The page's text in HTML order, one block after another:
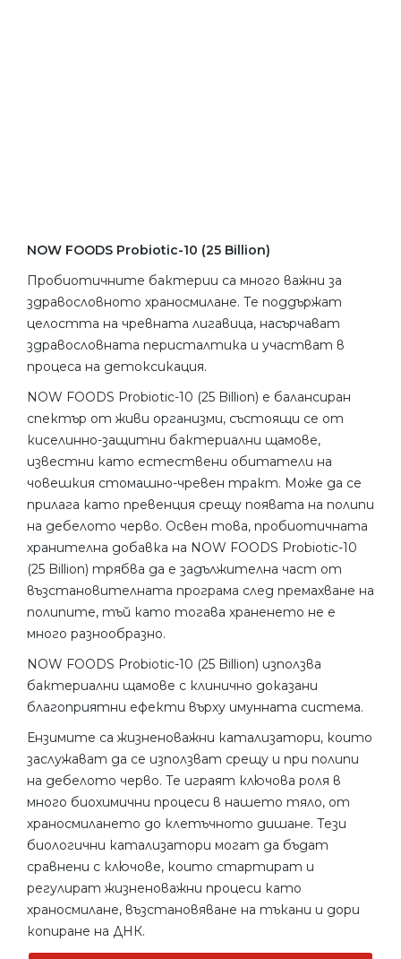
NOW FOODS Probiotic-10 (25 Billion)
Пробиотичните бактерии са много важни за
здравословното храносмилане. Те поддържат
целостта на чревната лигавица, насърчават
здравословната перисталтика и участват в
процеса на детоксикация.
NOW FOODS Probiotic-10 (25 Billion) е балансиран
спектър от живи организми, състоящи се от
киселинно-защитни бактериални щамове,
известни като естествени обитатели на
човешкия стомашно-чревен тракт. Може да се
прилага като превенция срещу появата на полипи
на дебелото черво. Освен това, пробиотичната
хранителна добавка на NOW FOODS Probiotic-10
(25 Billion) трябва да е задължителна част от
възстановителната програма след премахване на
полипите, тъй като тогава храненето не е
много разнообразно.
NOW FOODS Probiotic-10 (25 Billion) използва
бактериални щамове с клинично доказани
благоприятни ефекти върху имунната система.
Ензимите са жизненоважни катализатори, които
заслужават да се използват срещу и при полипи
на дебелото черво. Те играят ключова роля в
много биохимични процеси в нашето тяло, от
храносмилането до клетъчното дишане. Тези
биологични катализатори могат да бъдат
сравнени с ключове, които стартират и
регулират жизненоважни процеси като
храносмилане, възстановяване на тъкани и дори
копиране на ДНК.